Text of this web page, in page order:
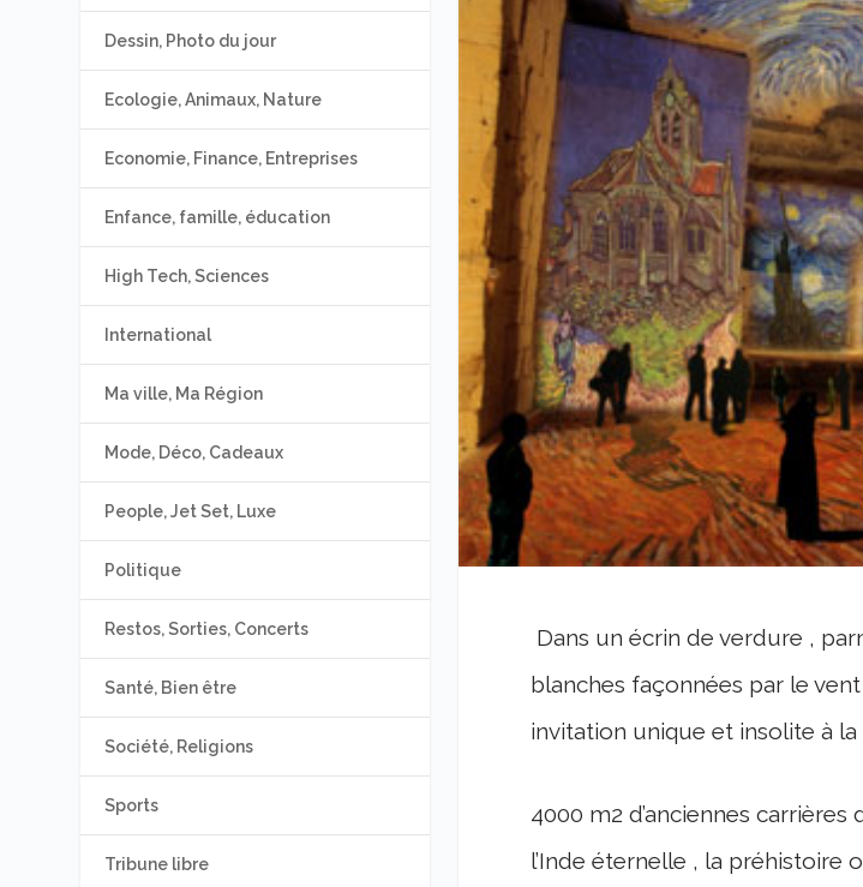
Dans un écrin de verdure ,
blanches façonnées par le
invitation unique et insolite à
4000 m2 d’anciennes
l’Inde éternelle , la préhistoire
Dessin, Photo du jour
Ecologie, Animaux, Nature
Economie, Finance, Entreprises
Enfance, famille, éducation
High Tech, Sciences
International
Ma ville, Ma Région
Mode, Déco, Cadeaux
People, Jet Set, Luxe
Politique
Restos, Sorties, Concerts
Santé, Bien être
Société, Religions
Sports
Tribune libre